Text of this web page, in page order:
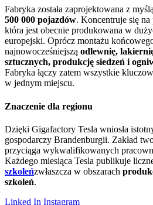
Fabryka została zaprojektowana z
500 000 pojazdów. Koncentruje się
która jest obecnie produkowana w
europejski. Oprócz montażu
najnowocześniejszą odlewnię,
sztucznych, produkcję siedzeń i
Fabryka łączy zatem wszystkie
w jednym miejscu.
Znaczenie dla regionu
Dzięki Gigafactory Tesla wniosła
gospodarczy Brandenburgii. Zakład
przyciąga wykwalifikowanych
Każdego miesiąca Tesla publikuje
szkoleńzwłaszcza w obszarach
szkoleń.
Linked In Instagram